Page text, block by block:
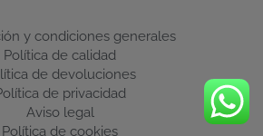
y condiciones generales
Política de calidad
de devoluciones
de privacidad
Aviso legal
Política de cookies